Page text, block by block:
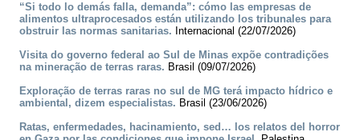
“Si todo lo demás falla, demanda”: cómo las empresas de
alimentos ultraprocesados están utilizando los tribunales para
obstruir las normas sanitarias. Internacional (22/07/2026)
Visita do governo federal ao Sul de Minas expõe contradições
na mineração de terras raras. Brasil (09/07/2026)
Exploração de terras raras no sul de MG terá impacto hídrico e
ambiental, dizem especialistas. Brasil (23/06/2026)
Ratas, enfermedades, hacinamiento, sed… los relatos del horror